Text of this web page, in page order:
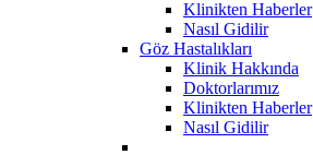
Klinikten Haberler
Nasıl Gidilir
Göz Hastalıkları
Klinik Hakkında
Doktorlarımız
Klinikten Haberler
Nasıl Gidilir